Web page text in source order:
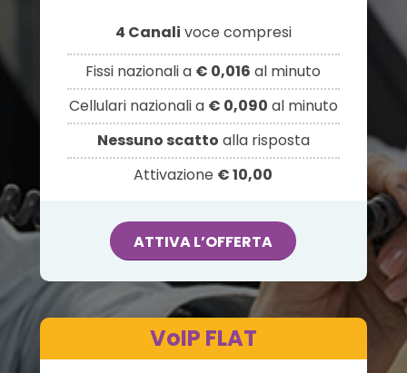
4 Canali voce compresi
Fissi nazionali a € 0,016 al minuto
Cellulari nazionali a € 0,090 al minuto
Nessuno scatto alla risposta
Attivazione € 10,00
ATTIVA L’OFFERTA
VoIP FLAT